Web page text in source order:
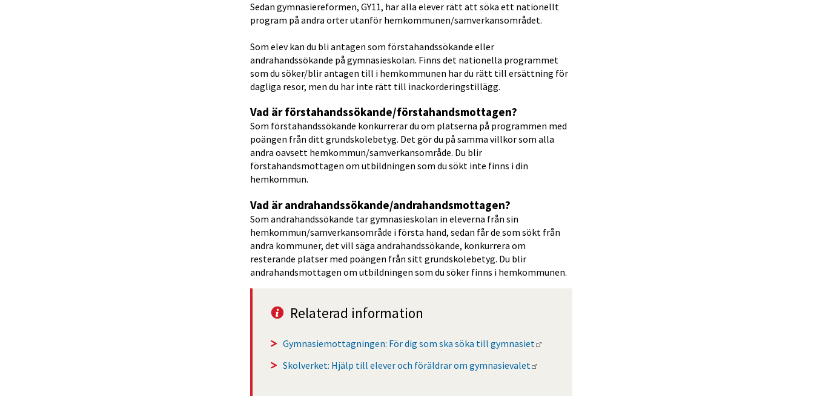
Sedan gymnasiereformen, GY11, har alla elever rätt att söka ett nationellt
program på andra orter utanför hemkommunen/samverkansområdet.
Som elev kan du bli antagen som förstahandssökande eller
andrahandssökande på gymnasieskolan. Finns det nationella programmet
som du söker/blir antagen till i hemkommunen har du rätt till ersättning för
dagliga resor, men du har inte rätt till inackorderingstillägg.
Vad är förstahandssökande/förstahandsmottagen?
Som förstahandssökande konkurrerar du om platserna på programmen med
poängen från ditt grundskolebetyg. Det gör du på samma villkor som alla
andra oavsett hemkommun/samverkansområde. Du blir
förstahandsmottagen om utbildningen som du sökt inte finns i din
hemkommun.
Vad är andrahandssökande/andrahandsmottagen?
Som andrahandssökande tar gymnasieskolan in eleverna från sin
hemkommun/samverkansområde i första hand, sedan får de som sökt från
andra kommuner, det vill säga andrahandssökande, konkurrera om
resterande platser med poängen från sitt grundskolebetyg. Du blir
andrahandsmottagen om utbildningen som du söker finns i hemkommunen.
Relaterad information
Gymnasiemottagningen: För dig som ska söka till gymnasiet
Skolverket: Hjälp till elever och föräldrar om gymnasievalet